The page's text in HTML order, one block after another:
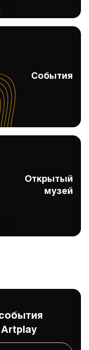
События
Открытый
музей